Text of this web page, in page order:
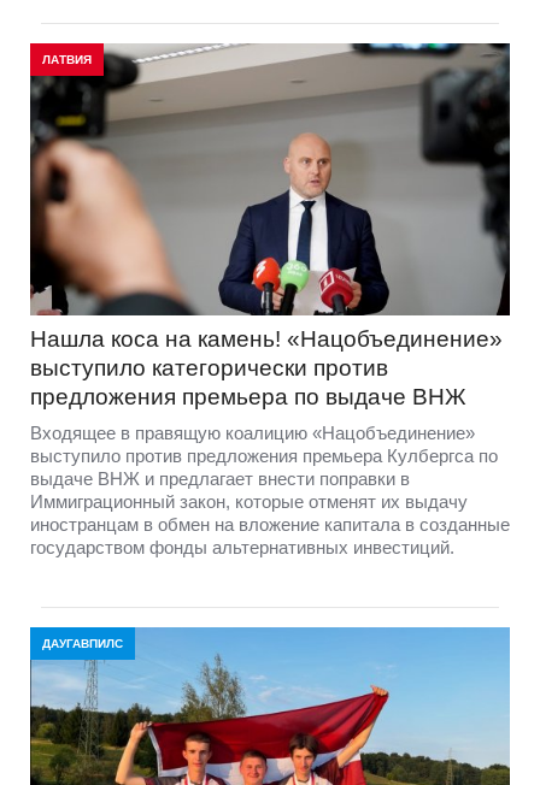
ЛАТВИЯ
Нашла коса на камень! «Нацобъединение»
выступило категорически против
предложения премьера по выдаче ВНЖ
Входящее в правящую коалицию «Нацобъединение»
выступило против предложения премьера Кулбергса по
выдаче ВНЖ и предлагает внести поправки в
Иммиграционный закон, которые отменят их выдачу
иностранцам в обмен на вложение капитала в созданные
государством фонды альтернативных инвестиций.
ДАУГАВПИЛС